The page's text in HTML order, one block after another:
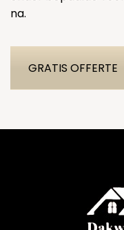
na.
GRATIS OFFERTE